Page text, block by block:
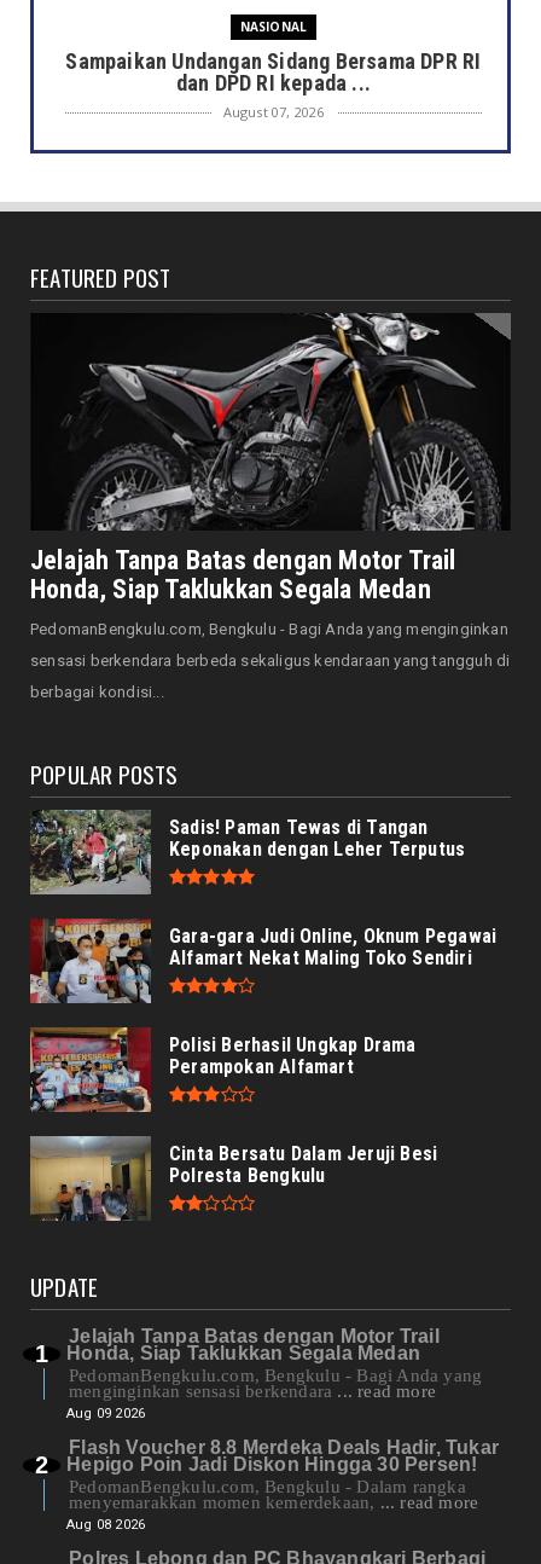
NASIONAL
Sampaikan Undangan Sidang Bersama DPR RI
dan DPD RI kepada ...
August 07, 2026
DAERAH
Gelar Lomba Kebersihan...
Jaga Kehormatan Simbol Negara, Walikota:
Jangan Pasang Bende...
August 07, 2026
DAERAH
Bersama Forkopimda, Walikota – Wawali
Bagikan 5.000 Bendera ...
August 07, 2026
JELAJAH
Saat Amal Masjid Keliru, Nasib Negeri
Mengharu-biru
August 07, 2026
Honda CUV e: Motor Listrik Canggih, Penuh
FEATURED POST
Jelajah Tanpa Batas dengan Motor Trail
Honda, Siap Taklukkan Segala Medan
PedomanBengkulu.com, Bengkulu - Bagi Anda yang menginginkan
sensasi berkendara berbeda sekaligus kendaraan yang tangguh di
berbagai kondisi...
POPULAR POSTS
Sadis! Paman Tewas di Tangan
Keponakan dengan Leher Terputus
Gara-gara Judi Online, Oknum Pegawai
Alfamart Nekat Maling Toko Sendiri
Polisi Berhasil Ungkap Drama
Perampokan Alfamart
Cinta Bersatu Dalam Jeruji Besi
Polresta Bengkulu
UPDATE
Jelajah Tanpa Batas dengan Motor Trail
Honda, Siap Taklukkan Segala Medan
PedomanBengkulu.com, Bengkulu - Bagi Anda yang
menginginkan sensasi berkendara ... read more
Aug 09 2026
Flash Voucher 8.8 Merdeka Deals Hadir, Tukar
Hepigo Poin Jadi Diskon Hingga 30 Persen!
PedomanBengkulu.com, Bengkulu - Dalam rangka
menyemarakkan momen kemerdekaan, ... read more
Aug 08 2026
Polres Lebong dan PC Bhayangkari Berbagi